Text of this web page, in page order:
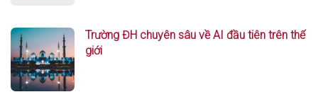
Trường ĐH chuyên sâu về AI đầu tiên trên thế
giới